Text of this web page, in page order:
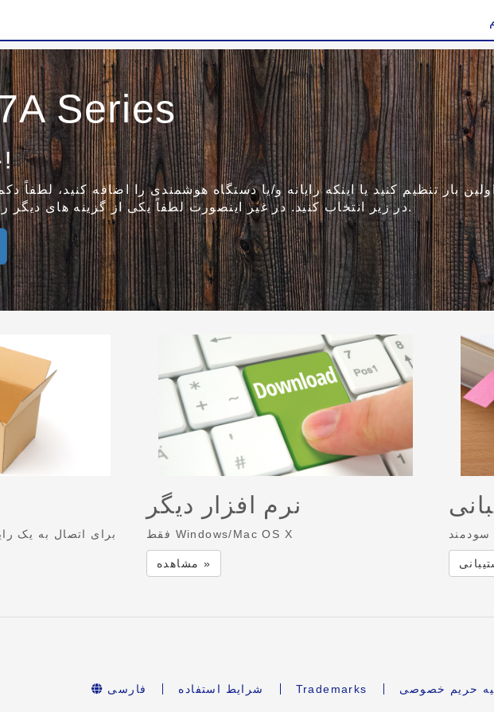
Series
خوش آمدید!
بار تنظیم کنید یا اینکه رایانه و/یا دستگاه هوشمندی را اضافه کنید، لطفاً
در زیر انتخاب کنید. در غیر اینصورت لطفاً یکی از گزینه های دیگر را در زیر انتخاب کنید.
برای اتصال به یک
نرم افزار دیگر
فقط Windows/Mac OS X
مشاهده »
سودمند
فارسی شرایط استفاده Trademarks حریم خصوصی